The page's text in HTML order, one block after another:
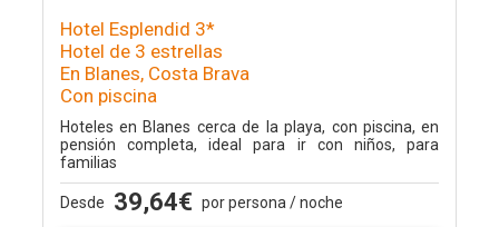
Hotel Esplendid 3*
Hotel de 3 estrellas
En Blanes, Costa Brava
Con piscina
Hoteles en Blanes cerca de la playa, con piscina, en
pensión completa, ideal para ir con niños, para
familias
Desde 39,64€ por persona / noche